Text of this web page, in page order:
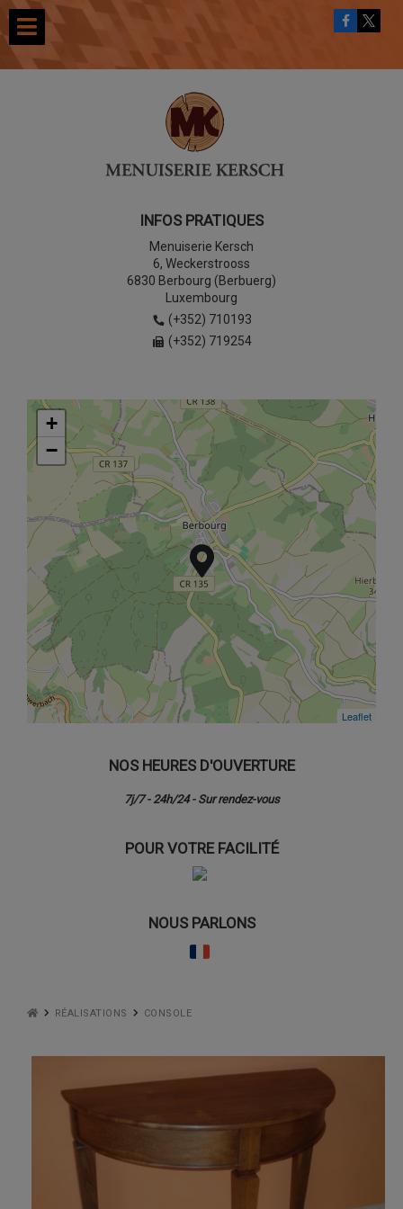
INFOS PRATIQUES
Menuiserie Kersch
6, Weckerstrooss
6830 Berbourg (Berbuerg)
Luxembourg
(+352) 710193
(+352) 719254
+
−
Leaflet
+
−
Leaflet
NOS HEURES D'OUVERTURE
7j/7 - 24h/24 - Sur rendez-vous
POUR VOTRE FACILITÉ
NOUS PARLONS
RÉALISATIONS CONSOLE